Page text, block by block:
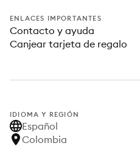
ENLACES IMPORTANTES
Contacto y ayuda
Canjear tarjeta de regalo
IDIOMA Y REGIÓN
Español
Colombia